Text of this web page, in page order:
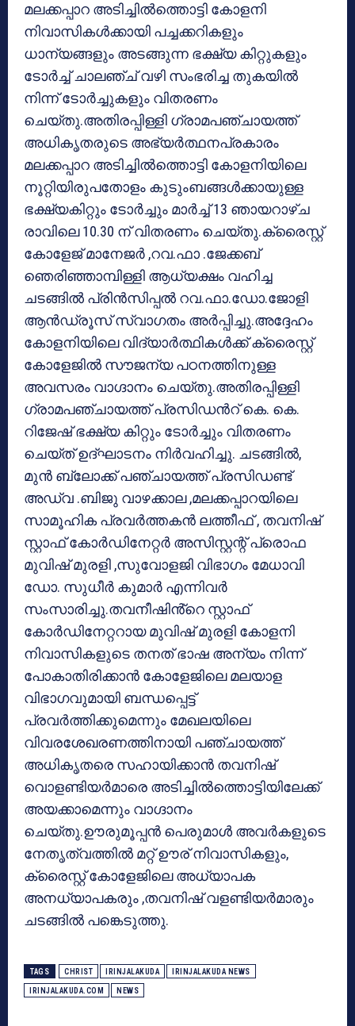
മലക്കപ്പാറ അടിച്ചിൽത്തൊട്ടി കോളനി
നിവാസികൾക്കായി പച്ചക്കറികളും
ധാന്യങ്ങളും അടങ്ങുന്ന ഭക്ഷ്യ കിറ്റുകളും
ടോർച്ച് ചാലഞ്ച് വഴി സംഭരിച്ച തുകയിൽ
നിന്ന് ടോർച്ചുകളും വിതരണം
ചെയ്തു.അതിരപ്പിള്ളി ഗ്രാമപഞ്ചായത്ത്
അധികൃതരുടെ അഭ്യർത്ഥനപ്രകാരം
മലക്കപ്പാറ അടിച്ചിൽത്തൊട്ടി കോളനിയിലെ
നൂറ്റിയിരുപതോളം കുടുംബങ്ങൾക്കായുള്ള
ഭക്ഷ്യകിറ്റും ടോർച്ചും മാർച്ച് 13 ഞായറാഴ്ച
രാവിലെ 10.30 ന് വിതരണം ചെയ്തു.ക്രൈസ്റ്റ്
കോളേജ് മാനേജർ ,റവ.ഫാ .ജേക്കബ്
ഞെരിഞ്ഞാമ്പിള്ളി ആധ്യക്ഷം വഹിച്ച
ചടങ്ങിൽ പ്രിൻസിപ്പൽ റവ.ഫാ.ഡോ.ജോളി
ആൻഡ്രൂസ് സ്വാഗതം അർപ്പിച്ചു.അദ്ദേഹം
കോളനിയിലെ വിദ്യാർത്ഥികൾക്ക് ക്രൈസ്റ്റ്
കോളേജിൽ സൗജന്യ പഠനത്തിനുള്ള
അവസരം വാഗ്ദാനം ചെയ്തു.അതിരപ്പിള്ളി
ഗ്രാമപഞ്ചായത്ത് പ്രസിഡൻറ് കെ. കെ.
റിജേഷ് ഭക്ഷ്യ കിറ്റും ടോർച്ചും വിതരണം
ചെയ്ത് ഉദ്ഘാടനം നിർവഹിച്ചു. ചടങ്ങിൽ,
മുൻ ബ്ലോക്ക് പഞ്ചായത്ത് പ്രസിഡണ്ട്
അഡ്വ .ബിജു വാഴക്കാല ,മലക്കപ്പാറയിലെ
സാമൂഹിക പ്രവർത്തകൻ ലത്തീഫ് , തവനിഷ്
സ്റ്റാഫ് കോർഡിനേറ്റർ അസിസ്റ്റന്റ് പ്രൊഫ
മുവിഷ് മുരളി ,സുവോളജി വിഭാഗം മേധാവി
ഡോ. സുധീർ കുമാർ എന്നിവർ
സംസാരിച്ചു.തവനീഷിൻ്റെ സ്റ്റാഫ്
കോർഡിനേറ്ററായ മുവിഷ് മുരളി കോളനി
നിവാസികളുടെ തനത് ഭാഷ അന്യം നിന്ന്
പോകാതിരിക്കാൻ കോളേജിലെ മലയാള
വിഭാഗവുമായി ബന്ധപ്പെട്ട്
പ്രവർത്തിക്കുമെന്നും മേഖലയിലെ
വിവരശേഖരണത്തിനായി പഞ്ചായത്ത്
അധികൃതരെ സഹായിക്കാൻ തവനിഷ്
വൊളണ്ടിയർമാരെ അടിച്ചിൽത്തൊട്ടിയിലേക്ക്
അയക്കാമെന്നും വാഗ്ദാനം
ചെയ്തു.ഊരുമൂപ്പൻ പെരുമാൾ അവർകളുടെ
നേതൃത്വത്തിൽ മറ്റ് ഊര് നിവാസികളും,
ക്രൈസ്റ്റ് കോളേജിലെ അധ്യാപക
അനധ്യാപകരും ,തവനിഷ് വളണ്ടിയർമാരും
ചടങ്ങിൽ പങ്കെടുത്തു.
TAGS CHRIST IRINJALAKUDA IRINJALAKUDA NEWS
IRINJALAKUDA.COM NEWS